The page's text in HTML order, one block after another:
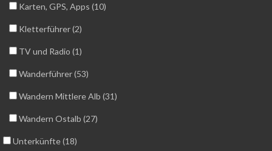
Karten, GPS, Apps (10)
Kletterführer (2)
TV und Radio (1)
Wanderführer (53)
Wandern Mittlere Alb (31)
Wandern Ostalb (27)
Unterkünfte (18)